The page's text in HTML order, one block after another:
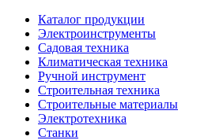
Каталог продукции
Электроинструменты
Садовая техника
Климатическая техника
Ручной инструмент
Строительная техника
Строительные материалы
Электротехника
Станки